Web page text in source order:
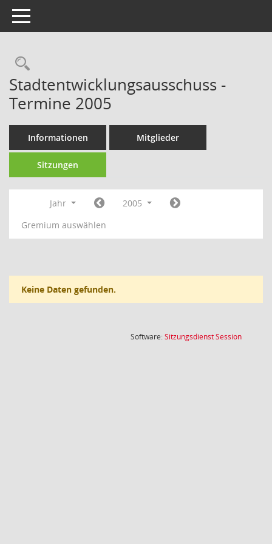
Toggle navigation
Rechercheauswahl
Stadtentwicklungsausschuss -
Termine 2005
Informationen Mitglieder
Sitzungen
Jahr
2005
Gremium auswählen
Keine Daten gefunden.
Software:SitzungsdienstSession(Wird in